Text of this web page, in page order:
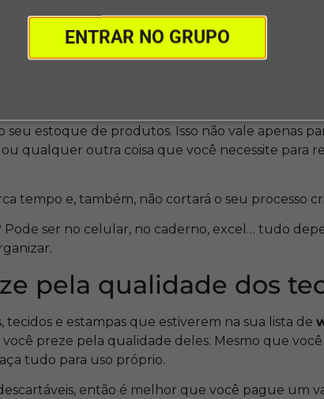
ENTRAR NO GRUPO
composições para treinar seus talentos?!
coisas diferentes que conseguirão despertar
do seu estoque
estoque de produtos. Isso não vale apenas
ou qualquer outra coisa que você necessite para
tempo e, também, não cortará o seu processo
Pode ser no celular, no caderno, excel… tudo
pela qualidade dos
tecidos e estampas que estiverem na sua lista de
preze pela qualidade deles. Mesmo que
tudo para uso próprio.
então é melhor que você pague um